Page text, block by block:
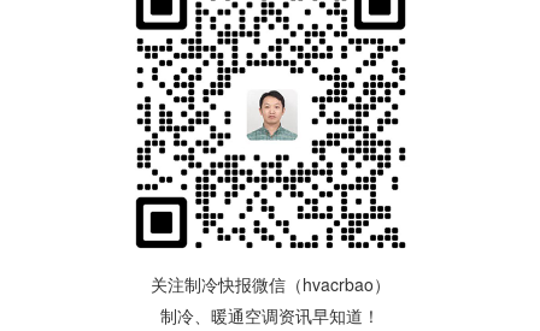
关注制冷快报微信（hvacrbao）
制冷、暖通空调资讯早知道！